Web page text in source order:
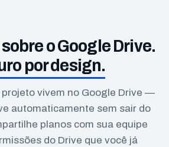
o Google Drive.
por design.
projeto vivem no Google Drive —
automaticamente sem sair do
planos com sua equipe
do Drive que você já